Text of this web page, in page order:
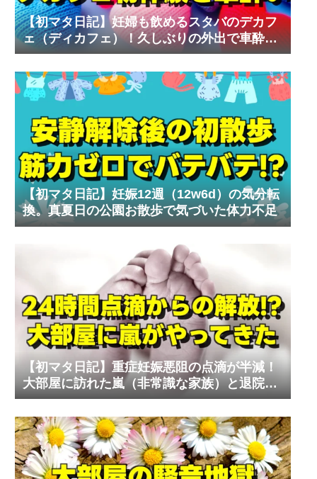
【初マタ日記】妊婦も飲めるスタバのデカフ
ェ（ディカフェ）！久しぶりの外出で車酔い
の試練
【初マタ日記】妊娠12週（12w6d）の気分転
換。真夏日の公園お散歩で気づいた体力不足
【初マタ日記】重症妊娠悪阻の点滴が半減！
大部屋に訪れた嵐（非常識な家族）と退院の
リアル